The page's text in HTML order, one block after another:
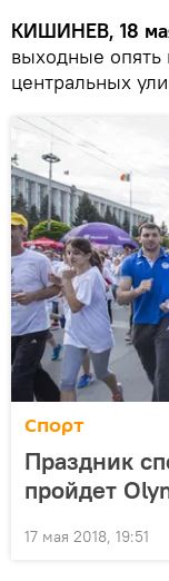
КИШИНЕВ, 18
выходные опять
центральных
Спорт
Праздник
пройдет
17 мая 2018, 19:51